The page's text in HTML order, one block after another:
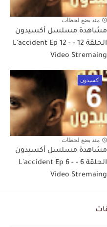
منذ بضع لحظات
مشاهدة مسلسل أكسيدون
الحلقة 12 - L'accident Ep 12 -
Video Stremaing
أكسيدون
منذ بضع لحظات
مشاهدة مسلسل أكسيدون
الحلقة 6 - L'accident Ep 6 -
Video Stremaing